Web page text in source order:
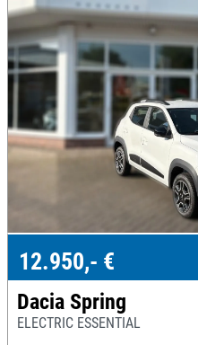
12.950,- €
Dacia Spring
ELECTRIC ESSENTIAL